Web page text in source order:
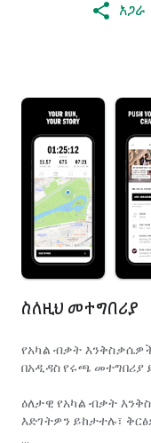
አጋራ
ስለዚህ መተግበሪያ
የአካል ብቃት
በአዲዳስ የሩጫ መተግበሪያ
ዕለታዊ የአካል ብቃት
እድገትዎን ይከታተሉ፣